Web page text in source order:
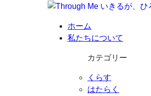
ホーム
私たちについて
カテゴリー
くらす
はたらく